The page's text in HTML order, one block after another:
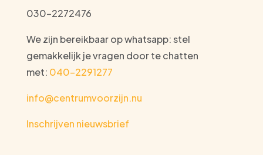
030-2272476
We zijn bereikbaar op whatsapp: stel
gemakkelijk je vragen door te chatten
met: 040-2291277
info@centrumvoorzijn.nu
Inschrijven nieuwsbrief